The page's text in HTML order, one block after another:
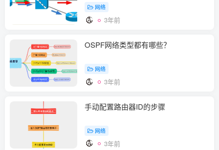
网络
3年前
OSPF网络类型都有哪些？
网络
3年前
手动配置路由器ID的步骤
网络
3年前